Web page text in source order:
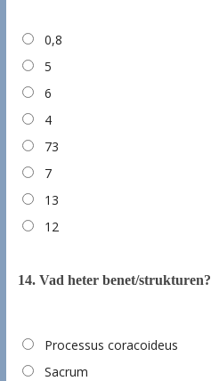
0,8
5
6
4
73
7
13
12
14. Vad heter benet/strukturen?
Processus coracoideus
Sacrum